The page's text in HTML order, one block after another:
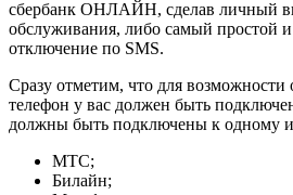
сбербанк ОНЛАЙН, сделав личный
обслуживания, либо самый простой
отключение по SMS.
Сразу отметим, что для возможности
телефон у вас должен быть
должны быть подключены к одному
МТС;
Билайн;